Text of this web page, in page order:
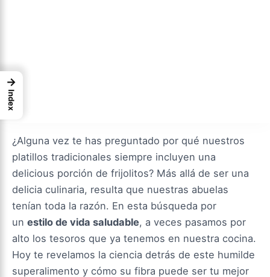
¿Alguna vez te has preguntado por qué nuestros
platillos tradicionales siempre incluyen una
delicious porción de frijolitos? Más allá de ser una
delicia culinaria, resulta que nuestras abuelas
tenían toda la razón. En esta búsqueda por
un estilo de vida saludable, a veces pasamos por
alto los tesoros que ya tenemos en nuestra cocina.
Hoy te revelamos la ciencia detrás de este humilde
superalimento y cómo su fibra puede ser tu mejor
→
Index